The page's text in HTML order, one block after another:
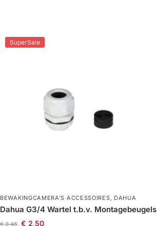
SuperSale
BEWAKINGCAMERA'S ACCESSOIRES, DAHUA
Dahua G3/4 Wartel t.b.v. Montagebeugels
€3,46 € 2,50